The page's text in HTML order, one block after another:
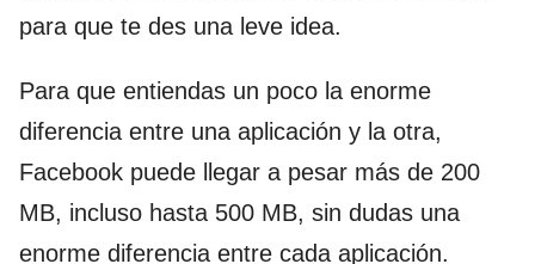
para que te des una leve idea.
Para que entiendas un poco la enorme
diferencia entre una aplicación y la otra,
Facebook puede llegar a pesar más de 200
MB, incluso hasta 500 MB, sin dudas una
enorme diferencia entre cada aplicación.